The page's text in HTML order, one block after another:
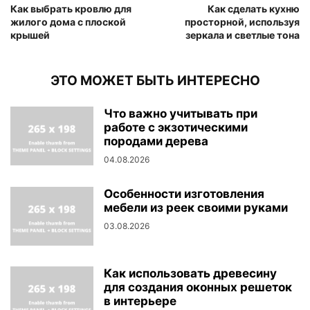
Как выбрать кровлю для
жилого дома с плоской
крышей
Как сделать кухню
просторной, используя
зеркала и светлые тона
ЭТО МОЖЕТ БЫТЬ ИНТЕРЕСНО
Что важно учитывать при
работе с экзотическими
породами дерева
04.08.2026
Особенности изготовления
мебели из реек своими руками
03.08.2026
Как использовать древесину
для создания оконных решеток
в интерьере